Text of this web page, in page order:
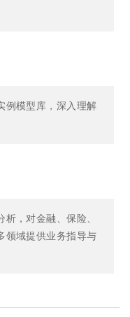
例模型库，深入理解
，对金融、保险、
领域提供业务指导与